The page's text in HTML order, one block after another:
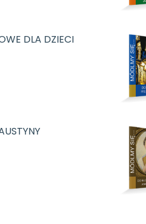
DLA DZIECI